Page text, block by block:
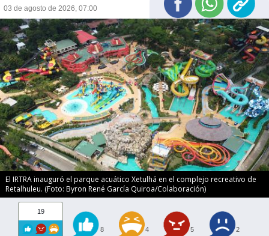
03 de agosto de 2026, 07:00
El IRTRA inauguró el parque acuático Xetulhá en el complejo recreativo de
Retalhuleu. (Foto: Byron René García Quiroa/Colaboración)
19
8 4 5 2